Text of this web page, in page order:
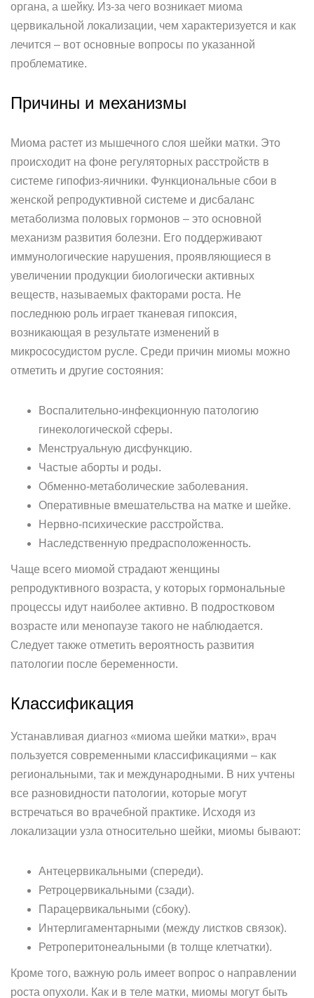
органа, а шейку. Из-за чего возникает миома
цервикальной локализации, чем характеризуется и как
лечится – вот основные вопросы по указанной
проблематике.
Причины и механизмы
Миома растет из мышечного слоя шейки матки. Это
происходит на фоне регуляторных расстройств в
системе гипофиз-яичники. Функциональные сбои в
женской репродуктивной системе и дисбаланс
метаболизма половых гормонов – это основной
механизм развития болезни. Его поддерживают
иммунологические нарушения, проявляющиеся в
увеличении продукции биологически активных
веществ, называемых факторами роста. Не
последнюю роль играет тканевая гипоксия,
возникающая в результате изменений в
микрососудистом русле. Среди причин миомы можно
отметить и другие состояния:
Воспалительно-инфекционную патологию
гинекологической сферы.
Менструальную дисфункцию.
Частые аборты и роды.
Обменно-метаболические заболевания.
Оперативные вмешательства на матке и шейке.
Нервно-психические расстройства.
Наследственную предрасположенность.
Чаще всего миомой страдают женщины
репродуктивного возраста, у которых гормональные
процессы идут наиболее активно. В подростковом
возрасте или менопаузе такого не наблюдается.
Следует также отметить вероятность развития
патологии после беременности.
Классификация
Устанавливая диагноз «миома шейки матки», врач
пользуется современными классификациями – как
региональными, так и международными. В них учтены
все разновидности патологии, которые могут
встречаться во врачебной практике. Исходя из
локализации узла относительно шейки, миомы бывают:
Антецервикальными (спереди).
Ретроцервикальными (сзади).
Парацервикальными (сбоку).
Интерлигаментарными (между листков связок).
Ретроперитонеальными (в толще клетчатки).
Кроме того, важную роль имеет вопрос о направлении
роста опухоли. Как и в теле матки, миомы могут быть